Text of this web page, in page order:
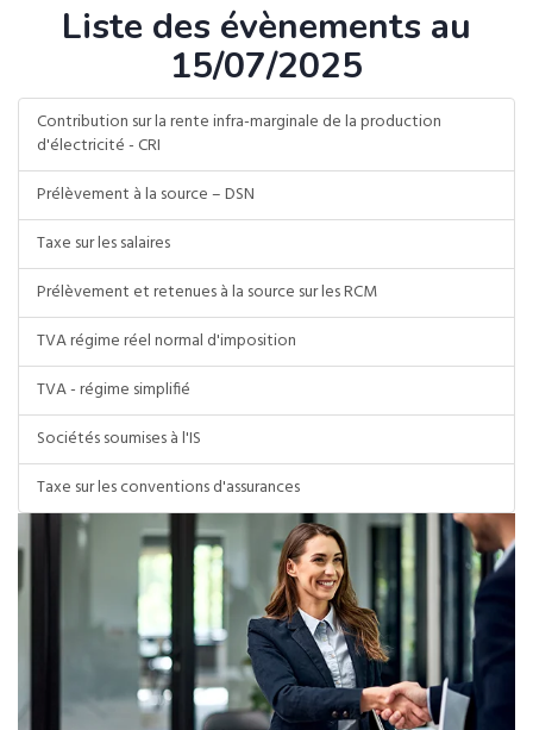
Liste des évènements au
15/07/2025
Contribution sur la rente infra-marginale de la production
d'électricité - CRI
Prélèvement à la source – DSN
Taxe sur les salaires
Prélèvement et retenues à la source sur les RCM
TVA régime réel normal d'imposition
TVA - régime simplifié
Sociétés soumises à l'IS
Taxe sur les conventions d'assurances